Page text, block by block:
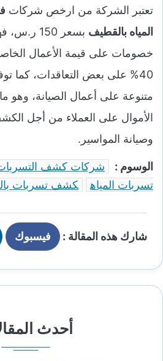
تعتبر الشركة من ارخص شركات
المياه بالقطيف
بسعر 150
خصومات على قيمة الأعمال
40% على بعض التعاقدات، كما
متنوعة على أعمال الصيانة، وهو
الأموال على العملاء من أجل
وصيانة المواسير.
الوسوم : شركات كشف التسربات
تسربات المياه
كشف تسربات
شارك هذه المقالة : فيسبوك
أحدث